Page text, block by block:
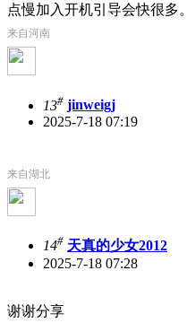
点慢加入开机引导会快很多。
来自河南
13# jinweigj
2025-7-18 07:19
来自湖北
14# 天真的少女2012
2025-7-18 07:28
谢谢分享